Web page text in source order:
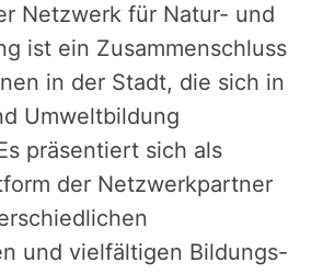
Netzwerk für Natur- und
ist ein Zusammenschluss
in der Stadt, die sich in
Umweltbildung
präsentiert sich als
der Netzwerkpartner
und vielfältigen Bildungs-